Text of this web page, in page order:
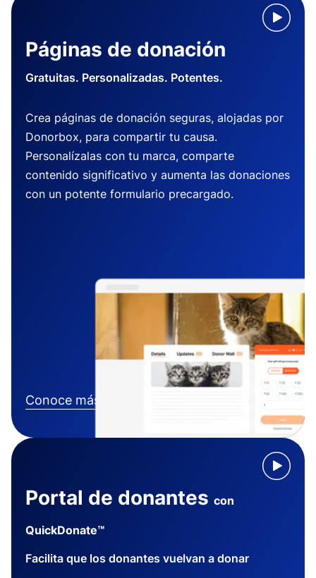
Páginas de donación
Gratuitas. Personalizadas. Potentes.
Crea páginas de donación seguras, alojadas por
Donorbox, para compartir tu causa.
Personalízalas con tu marca, comparte
contenido significativo y aumenta las donaciones
con un potente formulario precargado.
Conoce más
Portal de donantes con
QuickDonate™
Facilita que los donantes vuelvan a donar